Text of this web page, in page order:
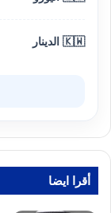
🇰🇼 الدينار
أقرا ايضا